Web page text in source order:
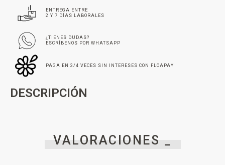
ENTREGA ENTRE
2 Y 7 DÍAS LABORALES
¿TIENES DUDAS?
ESCRÍBENOS POR WHATSAPP
PAGA EN 3/4 VECES SIN INTERESES CON FLOAPAY
DESCRIPCIÓN
VALORACIONES _